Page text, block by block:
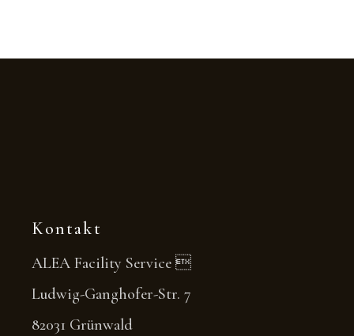
Kontakt
ALEA Facility Service 
Ludwig-Ganghofer-Str. 7
82031 Grünwald